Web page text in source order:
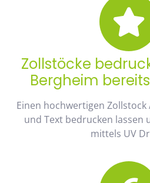
Zollstöcke
Bergheim
Einen hochwertigen
und Text bedrucken lassen
mittels UV